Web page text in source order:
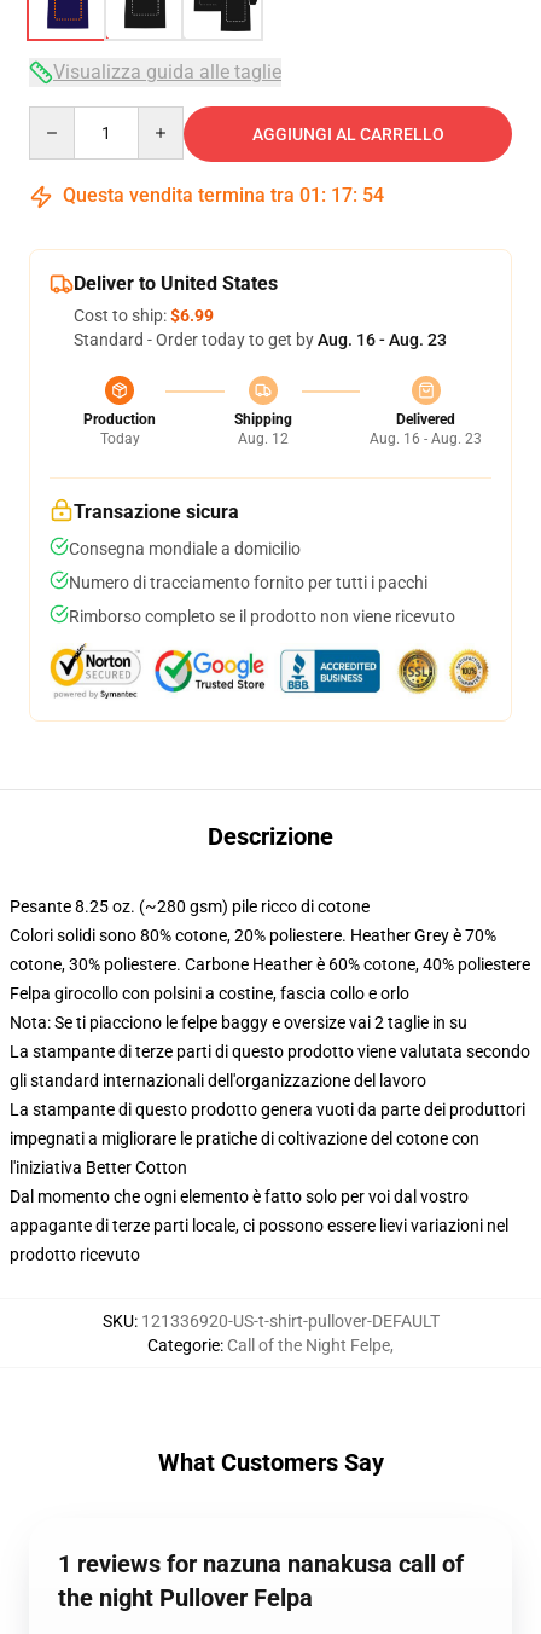
Visualizza guida alle taglie
AGGIUNGI AL CARRELLO
Questa vendita termina tra 01 : 17: 53
Deliver to United States
Cost to ship:$6.99
Standard - Order today to get byAug. 16 - Aug. 23
Production
Today
Shipping
Aug. 12
Delivered
Aug. 16 - Aug. 23
Transazione sicura
Consegna mondiale a domicilio
Numero di tracciamento fornito per tutti i pacchi
Rimborso completo se il prodotto non viene ricevuto
Descrizione
Pesante 8.25 oz. (~280 gsm) pile ricco di cotone
Colori solidi sono 80% cotone, 20% poliestere. Heather Grey è 70%
cotone, 30% poliestere. Carbone Heather è 60% cotone, 40% poliestere
Felpa girocollo con polsini a costine, fascia collo e orlo
Nota: Se ti piacciono le felpe baggy e oversize vai 2 taglie in su
La stampante di terze parti di questo prodotto viene valutata secondo
gli standard internazionali dell'organizzazione del lavoro
La stampante di questo prodotto genera vuoti da parte dei produttori
impegnati a migliorare le pratiche di coltivazione del cotone con
l'iniziativa Better Cotton
Dal momento che ogni elemento è fatto solo per voi dal vostro
appagante di terze parti locale, ci possono essere lievi variazioni nel
prodotto ricevuto
SKU: 121336920-US-t-shirt-pullover-DEFAULT
Categorie: Call of the Night Felpe,
What Customers Say
1 reviews for nazuna nanakusa call of
the night Pullover Felpa